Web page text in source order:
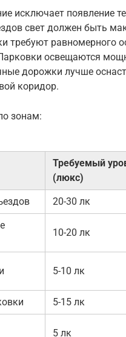
исключает появление
свет должен быть
требуют равномерного
освещаются
дорожки лучше
коридор.
зонам:
Требуемый
(люкс)
20-30 лк
10-20 лк
5-10 лк
5-15 лк
5 лк